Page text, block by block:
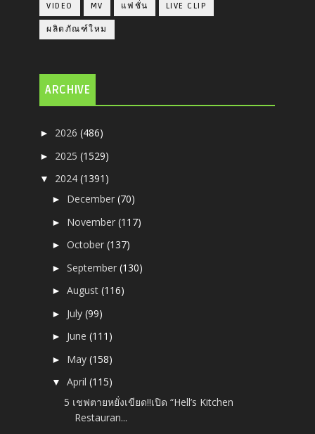
VIDEO MV แฟชั่น LIVE CLIP
ผลิตภัณฑ์ใหม
ARCHIVE
► 2026(486)
► 2025(1529)
▼ 2024(1391)
► December(70)
► November(117)
►October(137)
►September(130)
►August(116)
► July(99)
► June(111)
► May(158)
▼April(115)
5 เชฟตายหยั่งเขียด!!เปิด “Hell’s Kitchen
Restauran...